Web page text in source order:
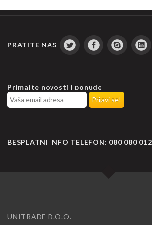
PRATITE NAS
Primajte novosti i ponude
BESPLATNI INFO TELEFON: 080 080 012
UNITRADE D.O.O.